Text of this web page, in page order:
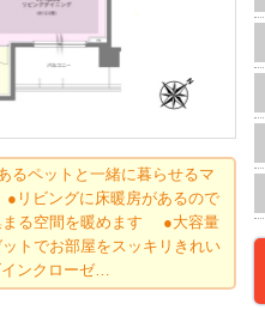
るペットと一緒に暮らせるマ
リビングに床暖房があるので
まる空間を暖めます ●大容量
トでお部屋をスッキリきれい
ンクローゼ…